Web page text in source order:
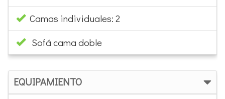
Camas individuales: 2
Sofá cama doble
EQUIPAMIENTO